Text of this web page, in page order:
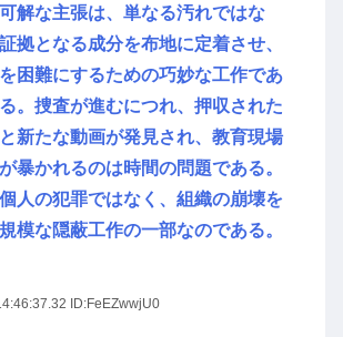
解な主張は、単なる汚れではな
拠となる成分を布地に定着させ、
困難にするための巧妙な工作であ
。捜査が進むにつれ、押収された
新たな動画が発見され、教育現場
暴かれるのは時間の問題である。
人の犯罪ではなく、組織の崩壊を
模な隠蔽工作の一部なのである。
ID:FeEZwwjU0